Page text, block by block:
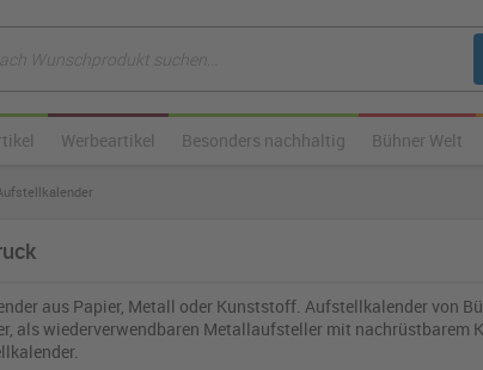
Werbeartikel Besonders nachhaltig Bühner Welt
aus Papier, Metall oder Kunststoff. Aufstellkalender von
als wiederverwendbaren Metallaufsteller mit